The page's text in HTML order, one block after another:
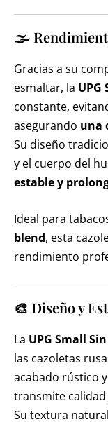
🌫️
Gracias a su
esmaltar, la UPG
constante,
asegurando una
Su diseño
y el cuerpo del
estable y
Ideal para
blend, esta
rendimiento
🎨 Diseño y
La UPG Small
las cazoletas
acabado rústico
transmite
Su textura